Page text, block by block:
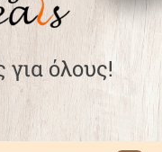
όλους!